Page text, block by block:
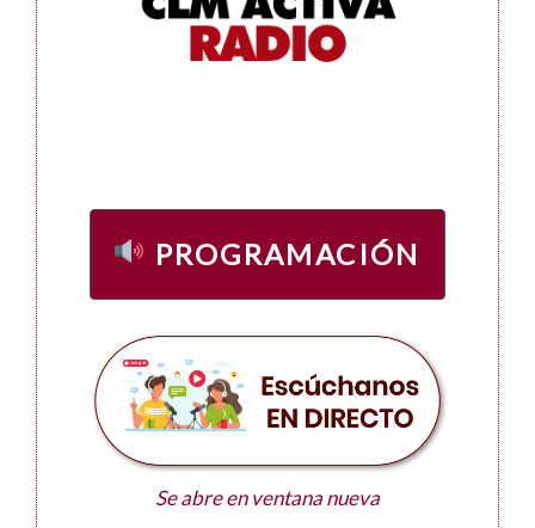
PROGRAMACIÓN
Se abre en ventana nueva